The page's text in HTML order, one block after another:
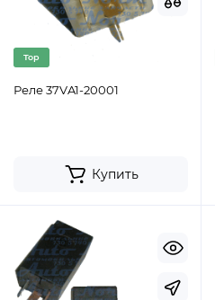
Top
Реле 37VA1-20001
Купить